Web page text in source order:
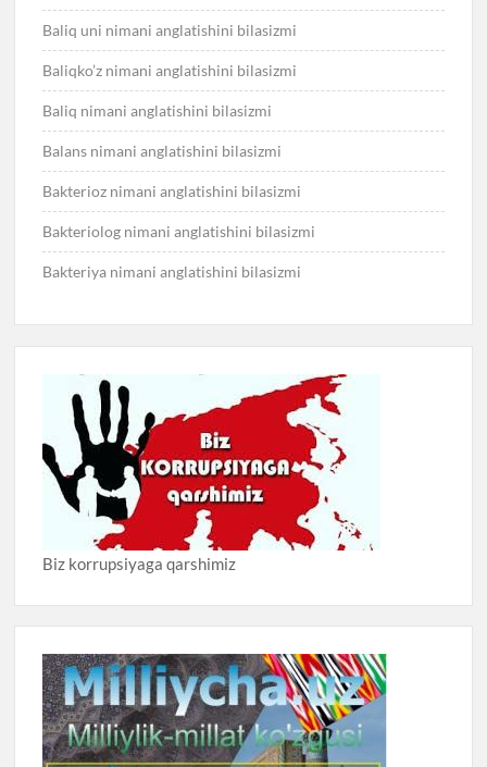
Baliq uni nimani anglatishini bilasizmi
Baliqko’z nimani anglatishini bilasizmi
Baliq nimani anglatishini bilasizmi
Balans nimani anglatishini bilasizmi
Bakterioz nimani anglatishini bilasizmi
Bakteriolog nimani anglatishini bilasizmi
Bakteriya nimani anglatishini bilasizmi
Biz korrupsiyaga qarshimiz